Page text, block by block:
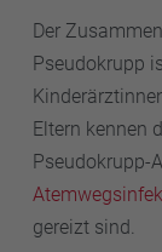
Der
Pseudokrupp
Eltern kennen
Pseudokrupp-
gereizt sind.